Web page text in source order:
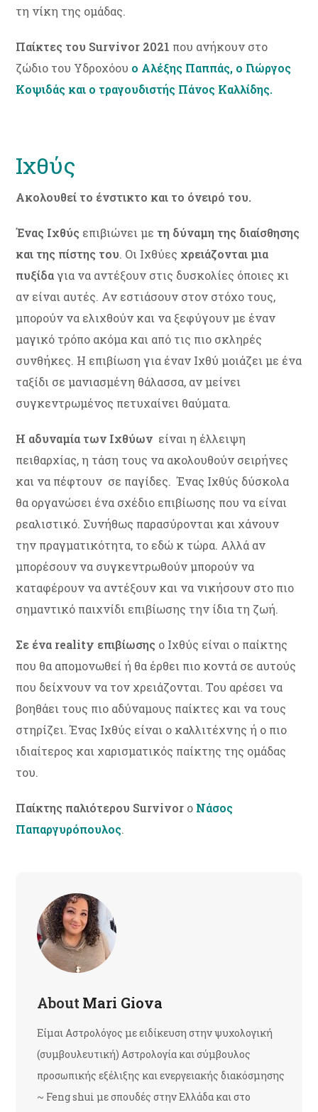
τη νίκη της ομάδας.
Παίκτες του Survivor 2021 που ανήκουν στο
ζώδιο του Υδροχόου ο Αλέξης Παππάς, ο Γιώργος
Κοψιδάς και ο τραγουδιστής Πάνος Καλλίδης.
Ιχθύς
Ακολουθεί το ένστικτο και το όνειρό του.
Ένας Ιχθύς επιβιώνει με τη δύναμη της διαίσθησης
και της πίστης του. Οι Ιχθύες χρειάζονται μια
πυξίδαγια να αντέξουν στις δυσκολίες όποιες κι
αν είναι αυτές. Αν εστιάσουν στον στόχο τους,
μπορούν να ελιχθούν και να ξεφύγουν με έναν
μαγικό τρόπο ακόμα και από τις πιο σκληρές
συνθήκες. Η επιβίωση για έναν Ιχθύ μοιάζει με ένα
ταξίδι σε μανιασμένη θάλασσα, αν μείνει
συγκεντρωμένος πετυχαίνει θαύματα.
Η αδυναμία των Ιχθύων είναι η έλλειψη
πειθαρχίας, η τάση τους να ακολουθούν σειρήνες
και να πέφτουν σε παγίδες. Ένας Ιχθύς δύσκολα
θα οργανώσει ένα σχέδιο επιβίωσης που να είναι
ρεαλιστικό. Συνήθως παρασύρονται και χάνουν
την πραγματικότητα, το εδώ κ τώρα. Αλλά αν
μπορέσουν να συγκεντρωθούν μπορούν να
καταφέρουν να αντέξουν και να νικήσουν στο πιο
σημαντικό παιχνίδι επιβίωσης την ίδια τη ζωή.
Σε ένα reality επιβίωσης ο Ιχθύς είναι ο παίκτης
που θα απομονωθεί ή θα έρθει πιο κοντά σε αυτούς
που δείχνουν να τον χρειάζονται. Του αρέσει να
βοηθάει τους πιο αδύναμους παίκτες και να τους
στηρίζει. Ένας Ιχθύς είναι ο καλλιτέχνης ή ο πιο
ιδιαίτερος και χαρισματικός παίκτης της ομάδας
του.
Παίκτης παλιότερου Survivor o Nάσος
Παπαργυρόπουλος.
AboutMari Giova
Είμαι Αστρολόγος με ειδίκευση στην ψυχολογική
(συμβουλευτική) Αστρολογία και σύμβουλος
προσωπικής εξέλιξης και ενεργειακής διακόσμησης
~ Feng shui με σπουδές στην Ελλάδα και στο